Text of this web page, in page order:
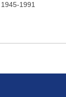
1991